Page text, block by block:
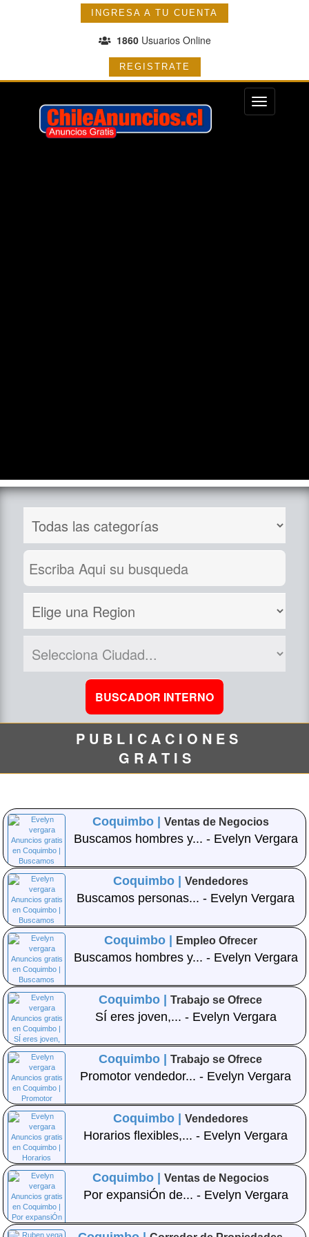
INGRESA A TU CUENTA
1860Usuarios Online
REGISTRATE
Menu
P U B L I C A C I O N E S
G R A T I S
Coquimbo | Ventas de Negocios
Buscamos hombres y... - Evelyn Vergara
Coquimbo | Vendedores
Buscamos personas... - Evelyn Vergara
Coquimbo | Empleo Ofrecer
Buscamos hombres y... - Evelyn Vergara
Coquimbo |Trabajo se Ofrece
SÍ eres joven,... - Evelyn Vergara
Coquimbo |Trabajo se Ofrece
Promotor vendedor... - Evelyn Vergara
Coquimbo | Vendedores
Horarios flexibles,... - Evelyn Vergara
Coquimbo | Ventas de Negocios
Por expansiÓn de... - Evelyn Vergara